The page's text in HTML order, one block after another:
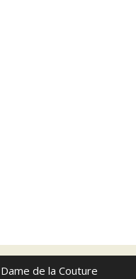
de la Couture